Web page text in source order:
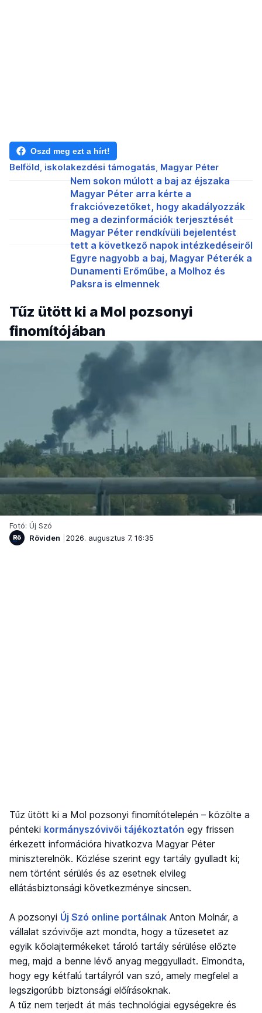
Oszd meg ezt a hírt!
Belföld iskolakezdési támogatás Magyar Péter
Nem sokon múlott a baj az éjszaka
Magyar Péter arra kérte a
frakcióvezetőket, hogy akadályozzák
meg a dezinformációk terjesztését
Magyar Péter rendkívüli bejelentést
tett a következő napok intézkedéseiről
Egyre nagyobb a baj, Magyar Péterék a
Dunamenti Erőműbe, a Molhoz és
Paksra is elmennek
Tűz ütött ki a Mol pozsonyi
finomítójában
Fotó: Új Szó
Röviden
2026. augusztus 7. 16:35
Tűz ütött ki a Mol pozsonyi finomítótelepén – közölte a
pénteki kormányszóvivői tájékoztatón egy frissen
érkezett információra hivatkozva Magyar Péter
miniszterelnök. Közlése szerint egy tartály gyulladt ki;
nem történt sérülés és az esetnek elvileg
ellátásbiztonsági következménye sincsen.
A pozsonyi Új Szó online portálnak Anton Molnár, a
vállalat szóvivője azt mondta, hogy a tűzesetet az
egyik kőolajtermékeket tároló tartály sérülése előzte
meg, majd a benne lévő anyag meggyulladt. Elmondta,
hogy egy kétfalú tartályról van szó, amely megfelel a
legszigorúbb biztonsági előírásoknak.
A tűz nem terjedt át más technológiai egységekre és